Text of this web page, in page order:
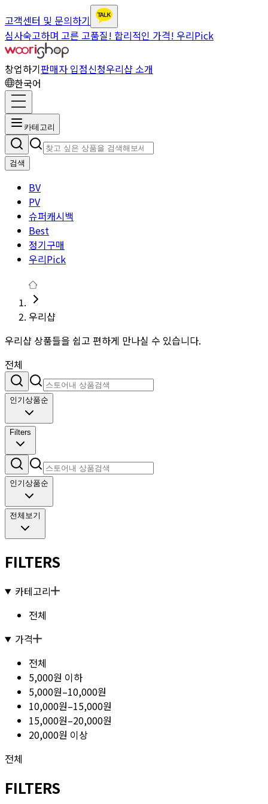
고객센터 및 문의하기
심사숙고하며 고른 고품질! 합리적인 가격! 우리Pick
창업하기판매자 입점신청우리샵 소개
한국어
카테고리
검색
BV
PV
슈퍼캐시백
Best
정기구매
우리Pick
우리샵
우리샵 상품들을 쉽고 편하게 만나실 수 있습니다.
전체
인기상품순
Filters
인기상품순
전체보기
FILTERS
카테고리
전체
가격
전체
5,000원 이하
5,000원–10,000원
10,000원–15,000원
15,000원–20,000원
20,000원 이상
전체
FILTERS